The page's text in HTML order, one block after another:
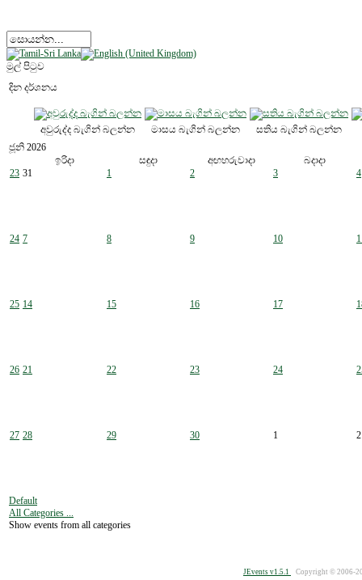
මුල් පිටුව
දින දර්ශනය
අවුරුද්ද බැගින් බලන්න මාසය බැගින් බලන්න
සතිය බැගින් බලන්න
ජූනි 2026
ඉරිදා
සඳුදා අඟහරුවාදා
බදාදා
23 31 1 2 3 4
24 7 8 9 10
25 14 15 16 17
26 21 22 23 24
27 28 29 30 1 2
Default
All Categories ...
Show events from all categories
JEvents v1.5.1 Copyright © 2006-